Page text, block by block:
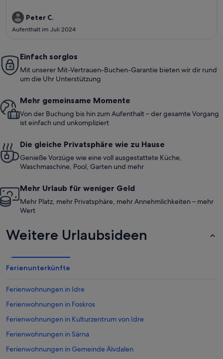
Peter C.
Aufenthalt im Juli 2024
Einfach sorglos
Mit unserer Mit-Vertrauen-Buchen-Garantie bieten wir dir rund
um die Uhr Unterstützung
Mehr gemeinsame Momente
Von der Buchung bis hin zum Aufenthalt – der gesamte Vorgang
ist einfach und unkompliziert
Die gleiche Privatsphäre wie zu Hause
Genieße Vorzüge wie eine voll ausgestattete Küche,
Waschmaschine, Pool, Garten und mehr
Mehr Urlaub für weniger Geld
Mehr Platz, mehr Privatsphäre, mehr Annehmlichkeiten – mehr
Wert
Weitere Urlaubsideen
Ferienunterkünfte
Ferienwohnungen in Idre
Ferienwohnungen in Foskros
Ferienwohnungen in Kulturzentrum von Idre
Ferienwohnungen in Särna
Ferienwohnungen in Gemeinde Älvdalen